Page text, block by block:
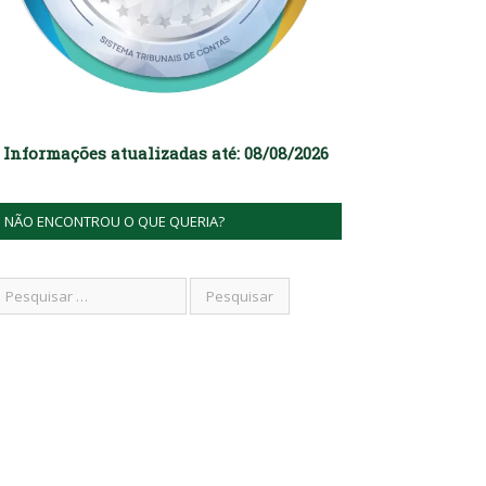
Informações atualizadas até: 08/08/2026
NÃO ENCONTROU O QUE QUERIA?